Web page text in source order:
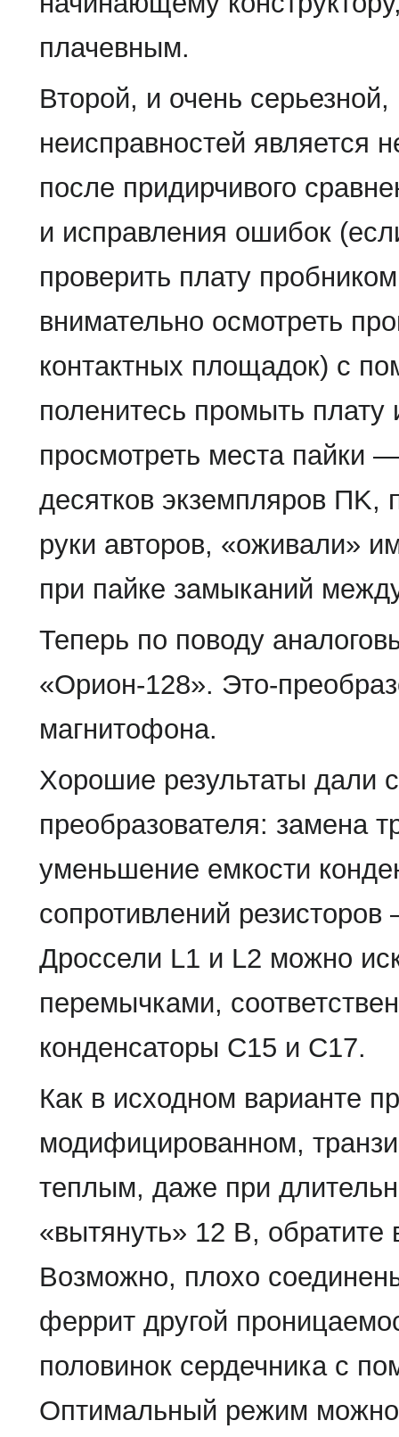
плачевным.
Второй, и очень
неисправностей является
после придирчивого
и исправления ошибок
проверить плату
внимательно осмотреть
контактных площадок) с
поленитесь промыть
просмотреть места пайки
десятков экземпляров ПK,
руки авторов, «оживали»
при пайке замыканий
Теперь по поводу
«Орион-128». Это-
магнитофона.
Хорошие результаты дали
преобразователя: замена
уменьшение емкости
сопротивлений
Дроссели L1 и L2 можно
перемычками,
конденсаторы С15 и С17.
Как в исходном варианте
модифицированном,
теплым, даже при
«вытянуть» 12 В,
Возможно, плохо
феррит другой
половинок сердечника с
Оптимальный режим